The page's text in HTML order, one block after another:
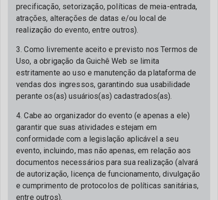
precificação, setorização, políticas de meia-entrada,
atrações, alterações de datas e/ou local de
realização do evento, entre outros).
3. Como livremente aceito e previsto nos Termos de
Uso, a obrigação da Guichê Web se limita
estritamente ao uso e manutenção da plataforma de
vendas dos ingressos, garantindo sua usabilidade
perante os(as) usuários(as) cadastrados(as).
4. Cabe ao organizador do evento (e apenas a ele)
garantir que suas atividades estejam em
conformidade com a legislação aplicável a seu
evento, incluindo, mas não apenas, em relação aos
documentos necessários para sua realização (alvará
de autorização, licença de funcionamento, divulgação
e cumprimento de protocolos de políticas sanitárias,
entre outros).